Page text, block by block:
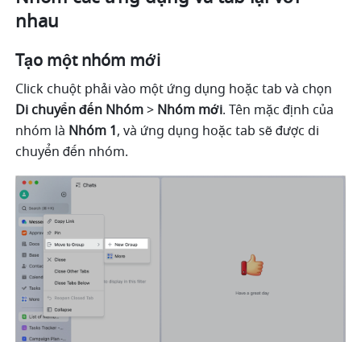
nhau
Tạo một nhóm mới
Di chuyển đến Nhóm > Nhóm mới. Tên mặc định của
nhóm là Nhóm 1, và ứng dụng hoặc tab sẽ được di
chuyển đến nhóm.